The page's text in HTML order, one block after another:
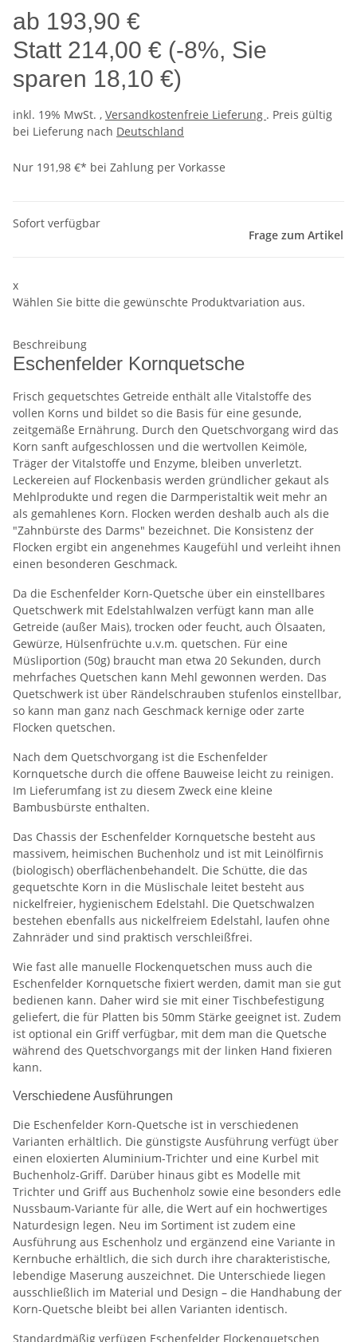
ab 193,90 €
Statt 214,00 € (-8%, Sie
sparen 18,10 €)
inkl. 19% MwSt. , Versandkostenfreie Lieferung . Preis gültig
bei Lieferung nach Deutschland
Nur 191,98 €* bei Zahlung per Vorkasse
Sofort verfügbar
Frage zum Artikel
x
Wählen Sie bitte die gewünschte Produktvariation aus.
Beschreibung
Eschenfelder Kornquetsche
Frisch gequetschtes Getreide enthält alle Vitalstoffe des
vollen Korns und bildet so die Basis für eine gesunde,
zeitgemäße Ernährung. Durch den Quetschvorgang wird das
Korn sanft aufgeschlossen und die wertvollen Keimöle,
Träger der Vitalstoffe und Enzyme, bleiben unverletzt.
Leckereien auf Flockenbasis werden gründlicher gekaut als
Mehlprodukte und regen die Darmperistaltik weit mehr an
als gemahlenes Korn. Flocken werden deshalb auch als die
"Zahnbürste des Darms" bezeichnet. Die Konsistenz der
Flocken ergibt ein angenehmes Kaugefühl und verleiht ihnen
einen besonderen Geschmack.
Da die Eschenfelder Korn-Quetsche über ein einstellbares
Quetschwerk mit Edelstahlwalzen verfügt kann man alle
Getreide (außer Mais), trocken oder feucht, auch Ölsaaten,
Gewürze, Hülsenfrüchte u.v.m. quetschen. Für eine
Müsliportion (50g) braucht man etwa 20 Sekunden, durch
mehrfaches Quetschen kann Mehl gewonnen werden. Das
Quetschwerk ist über Rändelschrauben stufenlos einstellbar,
so kann man ganz nach Geschmack kernige oder zarte
Flocken quetschen.
Nach dem Quetschvorgang ist die Eschenfelder
Kornquetsche durch die offene Bauweise leicht zu reinigen.
Im Lieferumfang ist zu diesem Zweck eine kleine
Bambusbürste enthalten.
Das Chassis der Eschenfelder Kornquetsche besteht aus
massivem, heimischen Buchenholz und ist mit Leinölfirnis
(biologisch) oberflächenbehandelt. Die Schütte, die das
gequetschte Korn in die Müslischale leitet besteht aus
nickelfreier, hygienischem Edelstahl. Die Quetschwalzen
bestehen ebenfalls aus nickelfreiem Edelstahl, laufen ohne
Zahnräder und sind praktisch verschleißfrei.
Wie fast alle manuelle Flockenquetschen muss auch die
Eschenfelder Kornquetsche fixiert werden, damit man sie gut
bedienen kann. Daher wird sie mit einer Tischbefestigung
geliefert, die für Platten bis 50mm Stärke geeignet ist. Zudem
ist optional ein Griff verfügbar, mit dem man die Quetsche
während des Quetschvorgangs mit der linken Hand fixieren
kann.
Verschiedene Ausführungen
Die Eschenfelder Korn-Quetsche ist in verschiedenen
Varianten erhältlich. Die günstigste Ausführung verfügt über
einen eloxierten Aluminium-Trichter und eine Kurbel mit
Buchenholz-Griff. Darüber hinaus gibt es Modelle mit
Trichter und Griff aus Buchenholz sowie eine besonders edle
Nussbaum-Variante für alle, die Wert auf ein hochwertiges
Naturdesign legen. Neu im Sortiment ist zudem eine
Ausführung aus Eschenholz und ergänzend eine Variante in
Kernbuche erhältlich, die sich durch ihre charakteristische,
lebendige Maserung auszeichnet. Die Unterschiede liegen
ausschließlich im Material und Design – die Handhabung der
Korn-Quetsche bleibt bei allen Varianten identisch.
Standardmäßig verfügen Eschenfelder Flockenquetschen